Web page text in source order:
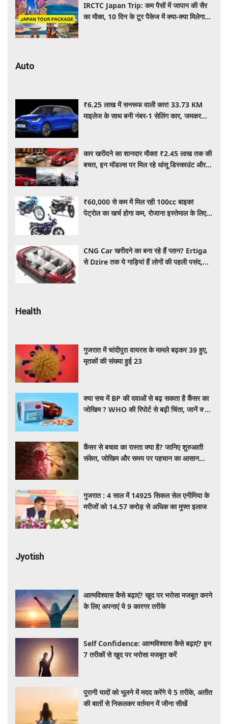
IRCTC Japan Trip: कम पैसों में जापान की सैर
का मौका, 10 दिन के टूर पैकेज में क्या-क्या मिलेगा?
Auto
₹6.25 लाख में सनरूफ वाली कार! 33.73 KM
माइलेज के साथ बनी नंबर-1 सेलिंग कार, जमकर
कार खरीदने का शानदार मौका! ₹2.45 लाख तक की
बचत, इन मॉडल्स पर मिल रहे धांसू डिस्काउंट और
₹60,000 से कम में मिल रही 100cc बाइक!
पेट्रोल का खर्च होगा कम, रोजाना इस्तेमाल के लिए है
CNG Car खरीदने का बना रहे हैं प्लान? Ertiga
से Dzire तक ये गाड़ियां हैं लोगों की पहली पसंद,
Health
गुजरात में चांदीपुरा वायरस के मामले बढ़कर 39 हुए,
मृतकों की संख्या हुई 23
क्या सच में BP की दवाओं से बढ़ सकता है कैंसर का
जोखिम ? WHO की रिपोर्ट से बढ़ी चिंता, जानें क्या
कैंसर से बचाव का रास्ता क्या है? जानिए शुरुआती
संकेत, जोखिम और समय पर पहचान का आसान
गुजरात : 4 साल में 14925 सिकल सेल एनीमिया के
मरीजों को 14.57 करोड़ से अधिक का मुफ्त इलाज
Jyotish
आत्मविश्वास कैसे बढ़ाएं? खुद पर भरोसा मजबूत करने
के लिए अपनाएं ये 9 कारगर तरीके
Self Confidence: आत्मविश्वास कैसे बढ़ाएं? इन
7 तरीकों से खुद पर भरोसा मजबूत करें
पुरानी यादों को भूलने में मदद करेंगे ये 5 तरीके, अतीत
की बातों से निकलकर वर्तमान में जीना सीखें